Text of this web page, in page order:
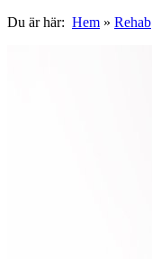
Du är här: Hem » Rehab